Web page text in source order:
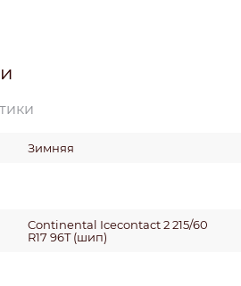
Зимняя
Continental Icecontact 2 215/60
R17 96T (шип)